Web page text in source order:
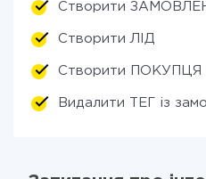
Створити
Створити ЛІД
Створити ПОКУПЦЯ
Видалити ТЕГ із